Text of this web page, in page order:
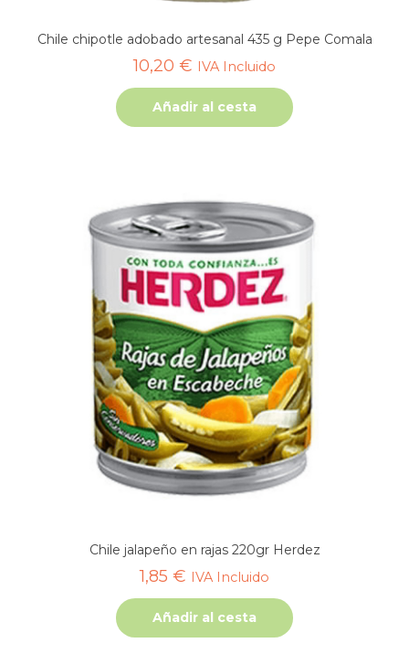
Chile chipotle adobado artesanal 435 g Pepe Comala
10,20 € IVA Incluido
Añadir al cesta
Chile jalapeño en rajas 220gr Herdez
1,85 € IVA Incluido
Añadir al cesta